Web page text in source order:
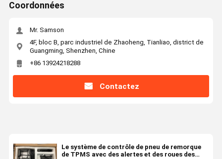
Coordonnées
Mr. Samson
4F, bloc B, parc industriel de Zhaoheng, Tianliao, district de
Guangming, Shenzhen, Chine
+86 13924218288
Contactez
Le système de contrôle de pneu de remorque
de TPMS avec des alertes et des roues des